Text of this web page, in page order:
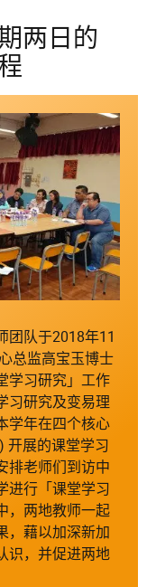
两日的
团队于2018年11
总监高宝玉博士
学习研究」工作
习研究及变易理
学年在四个核心
开展的课堂学习
排老师们到访中
进行「课堂学习
，两地教师一起
，藉以加深新加
识，并促进两地